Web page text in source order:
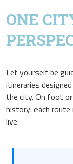
ONE
Let yourself be
itineraries
the city. On foot
history: each
live.
Salta al